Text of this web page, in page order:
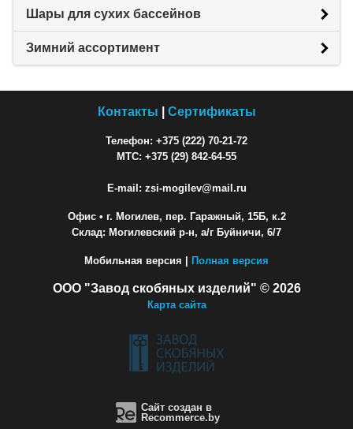
Шары для сухих бассейнов
Зимний ассортимент
Контакты Сертификаты
Телефон: +375 (222) 70-21-72
МТС: +375 (29) 842-64-55
E-mail: zsi-mogilev@mail.ru
Офис• г. Могилев, пер. Гаражный, 15Б, к.2
Склад: Могилевский р-н, а/г Буйничи, 6/7
Мобильная версия | Полная версия
ООО "Завод скобяных изделий" © 2026
Карта сайта
Сайт создан в
Recommerce.by